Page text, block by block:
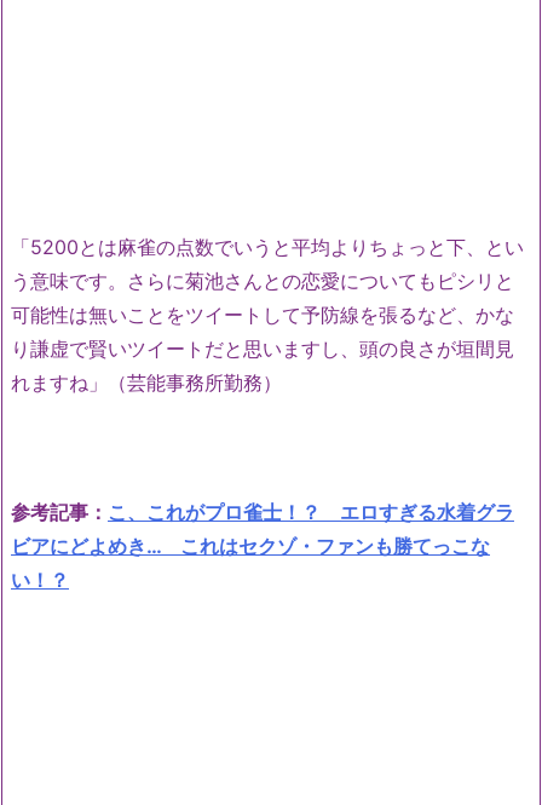
「5200とは麻雀の点数でいうと平均よりちょっと下、とい
う意味です。さらに菊池さんとの恋愛についてもピシリと
可能性は無いことをツイートして予防線を張るなど、かな
り謙虚で賢いツイートだと思いますし、頭の良さが垣間見
れますね」（芸能事務所勤務）
参考記事： こ、これがプロ雀士！？ エロすぎる水着グラ
ビアにどよめき… これはセクゾ・ファンも勝てっこな
い！？